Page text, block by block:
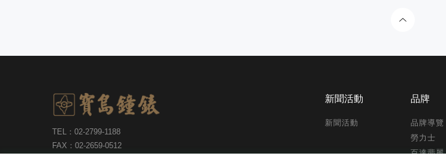
TEL：02-2799-1188
FAX：02-2659-0512
新聞活動
新聞活動
品牌
品牌導覽
勞力士
百達翡麗